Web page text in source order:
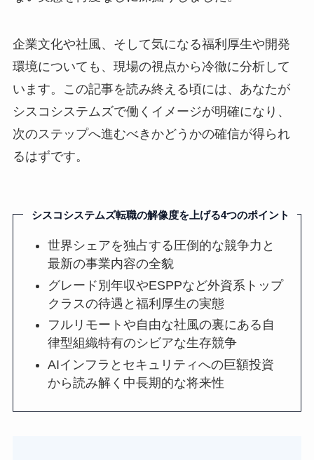
企業文化や社風、そして気になる福利厚生や開発
環境についても、現場の視点から冷徹に分析して
います。この記事を読み終える頃には、あなたが
シスコシステムズで働くイメージが明確になり、
次のステップへ進むべきかどうかの確信が得られ
るはずです。
シスコシステムズ転職の解像度を上げる4つのポイント
世界シェアを独占する圧倒的な競争力と
最新の事業内容の全貌
グレード別年収やESPPなど外資系トップ
クラスの待遇と福利厚生の実態
フルリモートや自由な社風の裏にある自
律型組織特有のシビアな生存競争
AIインフラとセキュリティへの巨額投資
から読み解く中長期的な将来性